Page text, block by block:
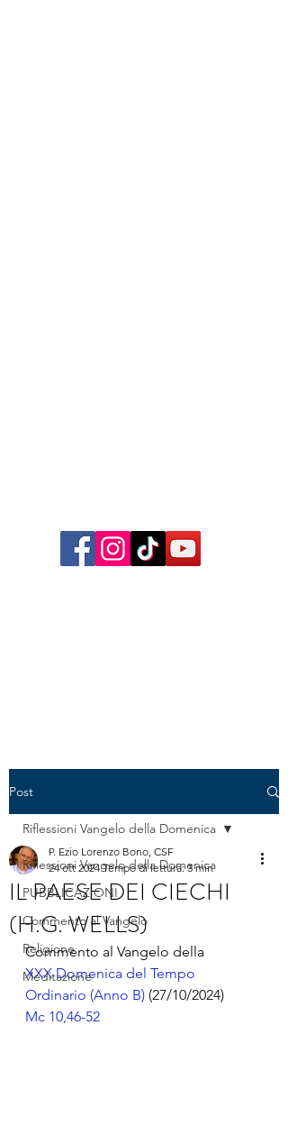
Post
Riflessioni Vangelo della Domenica
PUBBLICAZIONI
Commento al Vangelo
Religione
Meditazione
Riflessioni Vangelo della Domenica
IL PAESE DEI CIECHI
(H.G. WELLS)
P. Ezio Lorenzo Bono, CSF
24 ott 2024 Tempo di lettura: 3 min
Commento al Vangelo della
XXX Domenica del Tempo
Ordinario (Anno B) (27/10/2024)
Mc 10,46-52